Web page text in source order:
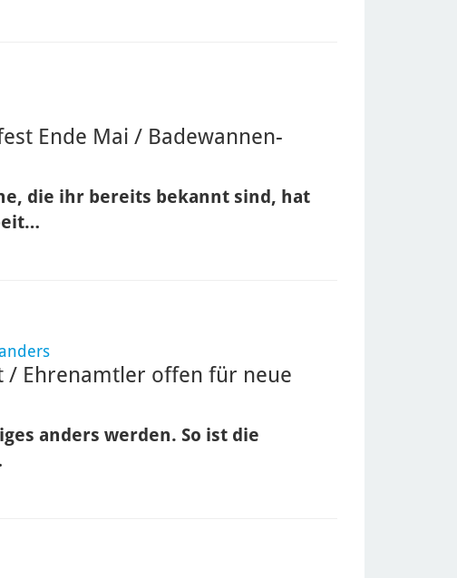
Ende Mai / Badewannen-
die ihr bereits bekannt sind, hat
/ Ehrenamtler offen für neue
anders werden. So ist die